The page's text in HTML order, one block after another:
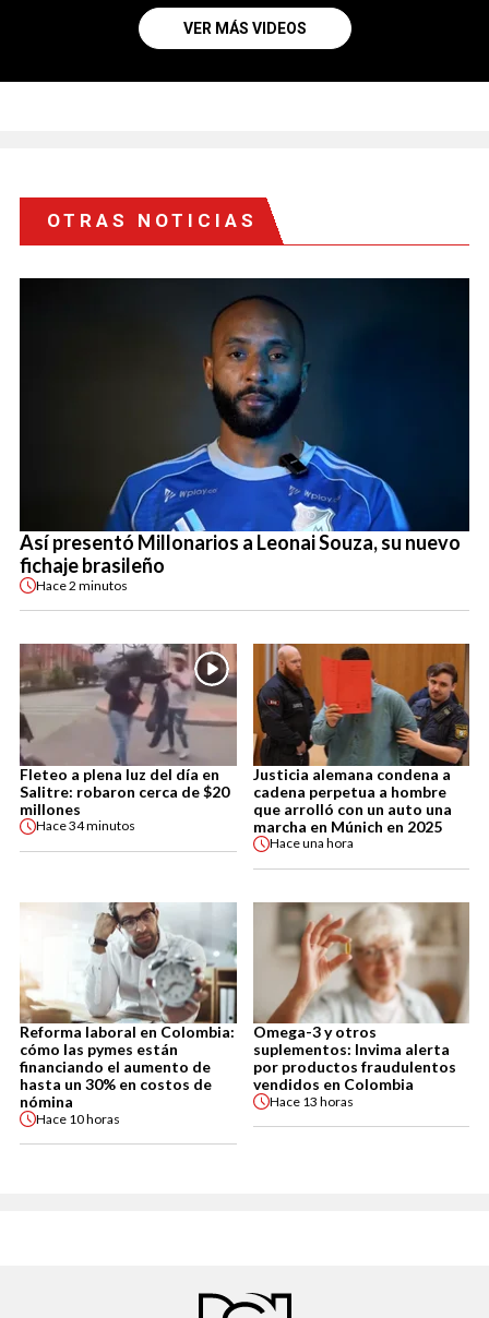
VER MÁS VIDEOS
OTRAS NOTICIAS
Así presentó Millonarios a Leonai Souza, su nuevo
fichaje brasileño
Hace2 minutos
Fleteo a plena luz del día en
Salitre: robaron cerca de $20
millones
Hace34 minutos
Justicia alemana condena a
cadena perpetua a hombre
que arrolló con un auto una
marcha en Múnich en 2025
Haceuna hora
Reforma laboral en Colombia:
cómo las pymes están
financiando el aumento de
hasta un 30% en costos de
nómina
Hace 10 horas
Omega-3 y otros
suplementos: Invima alerta
por productos fraudulentos
vendidos en Colombia
Hace 13 horas